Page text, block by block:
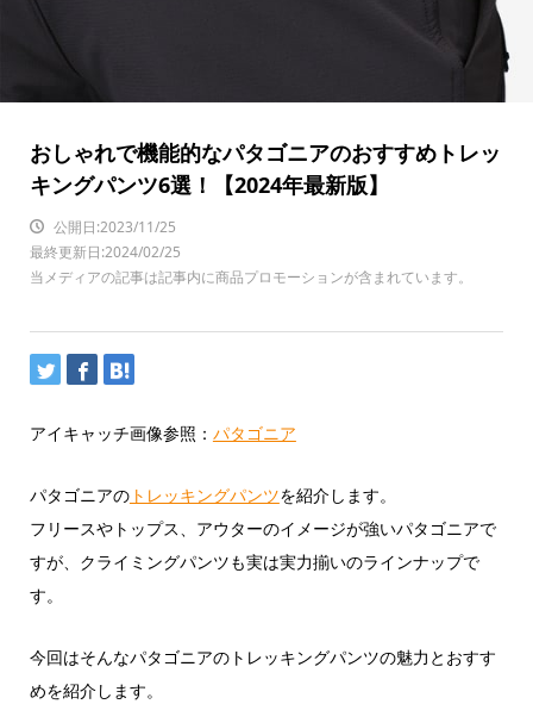
おしゃれで機能的なパタゴニアのおすすめトレッ
キングパンツ6選！【2024年最新版】
公開日:2023/11/25
最終更新日:2024/02/25
当メディアの記事は記事内に商品プロモーションが含まれています。
アイキャッチ画像参照： パタゴニア
パタゴニアのトレッキングパンツを紹介します。
フリースやトップス、アウターのイメージが強いパタゴニアで
すが、クライミングパンツも実は実力揃いのラインナップで
す。
今回はそんなパタゴニアのトレッキングパンツの魅力とおすす
めを紹介します。